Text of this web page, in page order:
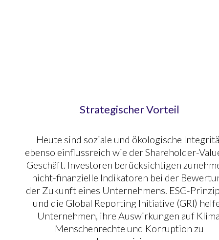
Strategischer Vorteil
Heute sind soziale und ökologische
ebenso einflussreich wie der Shareholder-
Geschäft. Investoren berücksichtigen
nicht-finanzielle Indikatoren bei der
der Zukunft eines Unternehmens. ESG-
und die Global Reporting Initiative (GRI)
Unternehmen, ihre Auswirkungen auf
Menschenrechte und Korruption zu